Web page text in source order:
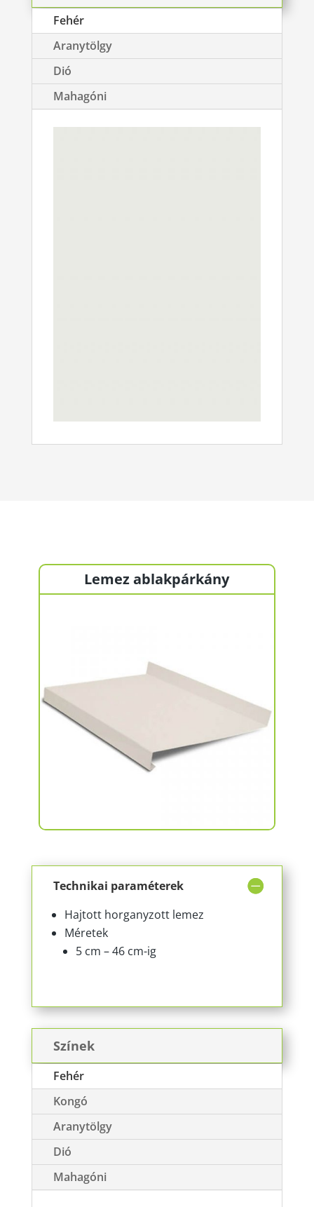
Fehér
Aranytölgy
Dió
Mahagóni
Lemez ablakpárkány
Technikai paraméterek
Hajtott horganyzott lemez
Méretek
5 cm – 46 cm-ig
Színek
Fehér
Kongó
Aranytölgy
Dió
Mahagóni